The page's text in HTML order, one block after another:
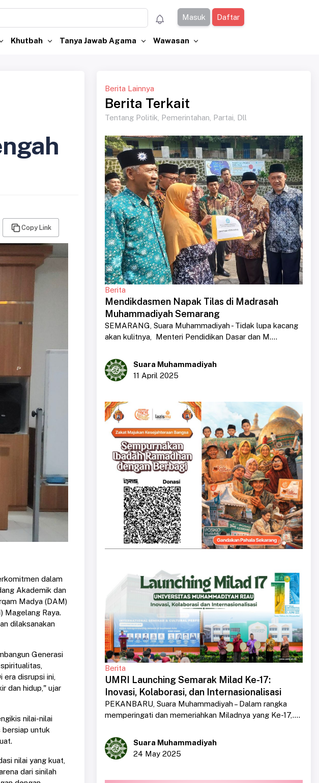
Masuk Daftar
Khutbah Tanya Jawab Agama Wawasan
Copy Link
dalam
Akademik dan
Madya (DAM)
Magelang Raya.
dilaksanakan
Generasi
disrupsi ini,
dan hidup," ujar
nilai-nilai
bersiap untuk
nilai yang kuat,
dari sinilah
Berita Lainnya
Berita Terkait
Tentang Politik, Pemerintahan, Partai, Dll
Berita
Mendikdasmen Napak Tilas di Madrasah
Muhammadiyah Semarang
SEMARANG, Suara Muhammadiyah - Tidak lupa kacang
akan kulitnya, Menteri Pendidikan Dasar dan M....
Suara Muhammadiyah
11 April 2025
Berita
UMRI Launching Semarak Milad Ke-17:
Inovasi, Kolaborasi, dan Internasionalisasi
PEKANBARU, Suara Muhammadiyah – Dalam rangka
memperingati dan memeriahkan Miladnya yang Ke-17,....
Suara Muhammadiyah
24 May 2025